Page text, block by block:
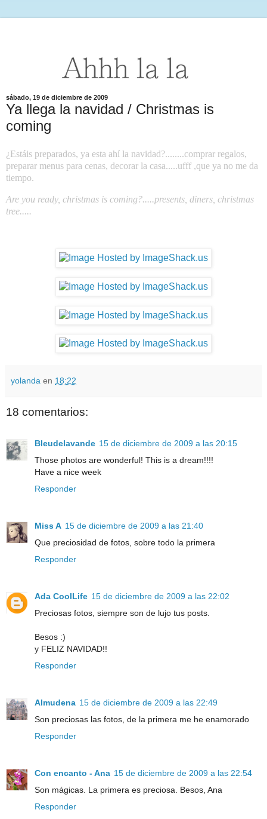
sábado, 19 de diciembre de 2009
Ya llega la navidad / Christmas is
coming
¿Estáis preparados, ya esta ahí la navidad?........comprar regalos,
preparar menus para cenas, decorar la casa.....ufff ,que ya no me da
tiempo.
Are you ready, christmas is coming?.....presents, diners, christmas
tree.....
yolanda en 18:22
18 comentarios:
Bleudelavande 15 de diciembre de 2009 a las 20:15
Those photos are wonderful! This is a dream!!!!
Have a nice week
Responder
Miss A 15 de diciembre de 2009 a las 21:40
Que preciosidad de fotos, sobre todo la primera
Responder
Ada CoolLife 15 de diciembre de 2009 a las 22:02
Preciosas fotos, siempre son de lujo tus posts.
Besos :)
y FELIZ NAVIDAD!!
Responder
Almudena 15 de diciembre de 2009 a las 22:49
Son preciosas las fotos, de la primera me he enamorado
Responder
Con encanto - Ana 15 de diciembre de 2009 a las 22:54
Son mágicas. La primera es preciosa. Besos, Ana
Responder